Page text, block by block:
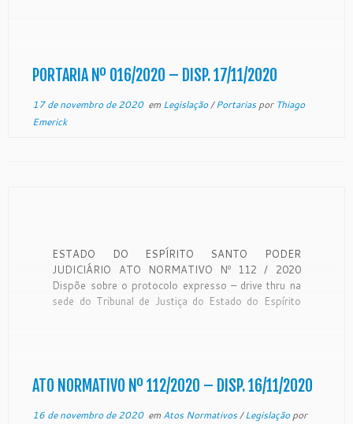
PORTARIA Nº 016/2020 – DISP. 17/11/2020
17 de novembro de 2020em Legislação/Portariaspor Thiago
Emerick
ESTADO DO ESPÍRITO SANTO PODER
JUDICIÁRIO ATO NORMATIVO Nº 112 / 2020
Dispõe sobre o protocolo expresso – drive thru na
sede do Tribunal de Justiça do Estado do Espírito
uso de suas atribuições […]
ATO NORMATIVO Nº 112/2020 – DISP. 16/11/2020
16 de novembro de 2020em Atos Normativos/Legislaçãopor